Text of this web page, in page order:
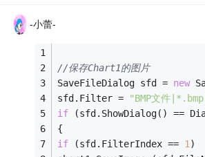
-小蕾-
//保存Chart1的图片
SaveFileDialog sfd = new
sfd.Filter =
"BMP文件
if (sfd.ShowDialog() ==
{
if (sfd.FilterIndex == 1)